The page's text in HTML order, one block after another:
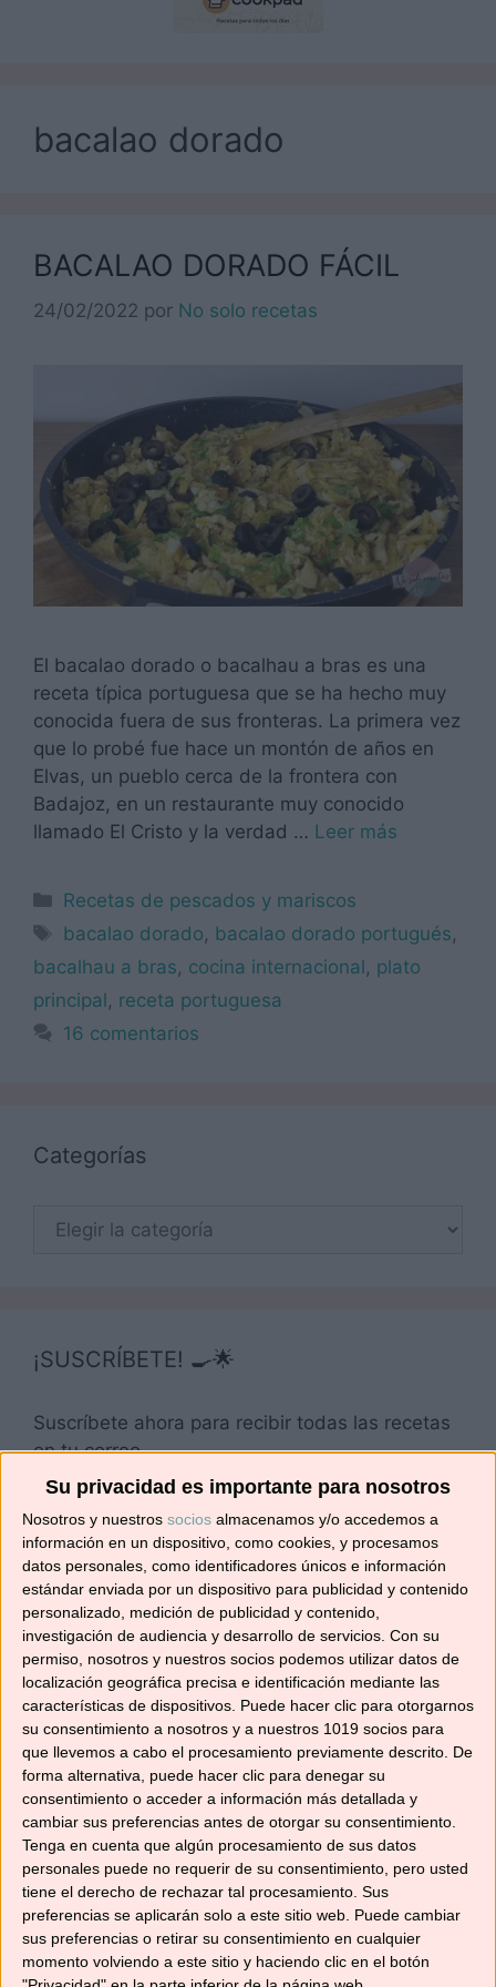
Su privacidad es importante para nosotros
Nosotros y nuestros socios almacenamos y/o accedemos a
información en un dispositivo, como cookies, y procesamos
datos personales, como identificadores únicos e información
estándar enviada por un dispositivo para publicidad y contenido
personalizado, medición de publicidad y contenido,
investigación de audiencia y desarrollo de servicios. Con su
permiso, nosotros y nuestros socios podemos utilizar datos de
localización geográfica precisa e identificación mediante las
características de dispositivos. Puede hacer clic para otorgarnos
su consentimiento a nosotros y a nuestros 1019 socios para
que llevemos a cabo el procesamiento previamente descrito. De
forma alternativa, puede hacer clic para denegar su
consentimiento o acceder a información más detallada y
cambiar sus preferencias antes de otorgar su consentimiento.
Tenga en cuenta que algún procesamiento de sus datos
personales puede no requerir de su consentimiento, pero usted
tiene el derecho de rechazar tal procesamiento. Sus
preferencias se aplicarán solo a este sitio web. Puede cambiar
sus preferencias o retirar su consentimiento en cualquier
momento volviendo a este sitio y haciendo clic en el botón
bacalao dorado
BACALAO DORADO FÁCIL
24/02/2022 por No solo recetas
El bacalao dorado o bacalhau a bras es una
receta típica portuguesa que se ha hecho muy
conocida fuera de sus fronteras. La primera vez
que lo probé fue hace un montón de años en
Elvas, un pueblo cerca de la frontera con
Badajoz, en un restaurante muy conocido
llamado El Cristo y la verdad … Leer más
Categorías
Recetas de pescados y mariscos
Etiquetas
bacalao dorado, bacalao dorado portugués,
bacalhau a bras, cocina internacional, plato
principal, receta portuguesa
16 comentarios
Categorías
Categorías
¡SUSCRÍBETE! 🍳🌟
Suscríbete ahora para recibir todas las recetas
en tu correo.
Dirección
de
correo
electrónico
Suscribir
YouTube